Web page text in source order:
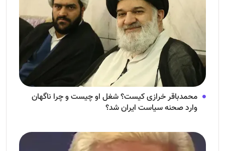
محمدباقر خرازی کیست؟ شغل او چیست و چرا ناگهان
وارد صحنه سیاست ایران شد؟